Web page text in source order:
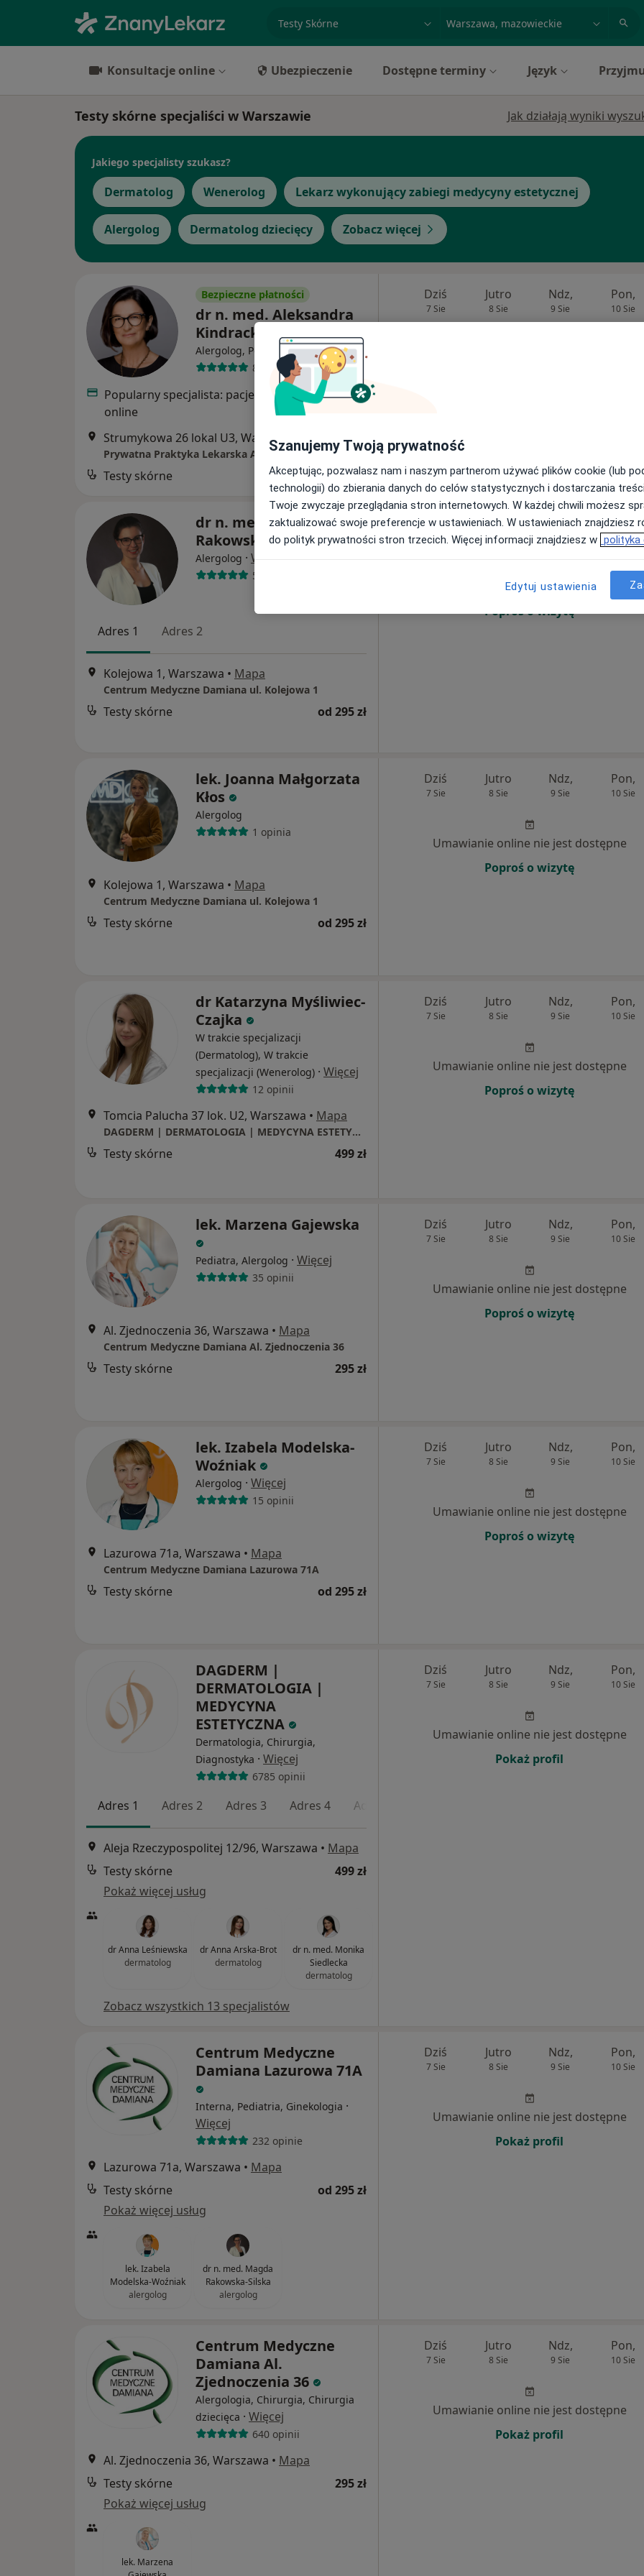
specjalizacja, badanie lub nazwisko
Konsultacje online Ubezpieczenie Dostępne terminy Język
Testy skórne specjaliści w Warszawie Jak działają wyniki
Jakiego specjalisty szukasz?
Dermatolog Wenerolog Lekarz wykonujący zabiegi medycyny estetycznej
Alergolog Dermatolog dziecięcy Zobacz więcej
Bezpieczne płatności
dr n. med. Aleksandra
Kindracka
Alergolog, Pediatra·Więcej
830 opinii
Popularny specjalista: pacjenci chętnie płacą
online
Strumykowa 26 lokal U3, Warszawa
Mapa
Prywatna Praktyka Lekarska Aleksandra Kindracka
Testy skórne od 280 zł
Dziś
7 Sie
Jutro
8 Sie
Ndz,
9 Sie
Pon,
10 Sie
dr n. med. Magda
Rakowska-Silska
Alergolog · Więcej
5 opinii
Adres 1 Adres 2
Kolejowa 1, Warszawa • Mapa
Centrum Medyczne Damiana ul. Kolejowa 1
Testy skórne od 295 zł
Dziś
7 Sie
Jutro
8 Sie
Ndz,
9 Sie
Pon,
10 Sie
Umawianie online nie jest dostępne
Poproś o wizytę
lek. Joanna Małgorzata
Kłos
Alergolog
1 opinia
Kolejowa 1, Warszawa • Mapa
Centrum Medyczne Damiana ul. Kolejowa 1
Testy skórne od 295 zł
Dziś
7 Sie
Jutro
8 Sie
Ndz,
9 Sie
Pon,
10 Sie
Umawianie online nie jest dostępne
Poproś o wizytę
dr Katarzyna Myśliwiec-
Czajka
W trakcie specjalizacji
(Dermatolog), W trakcie
specjalizacji (Wenerolog) · Więcej
12 opinii
Tomcia Palucha 37 lok. U2, Warszawa • Mapa
DAGDERM | DERMATOLOGIA | MEDYCYNA ESTETYCZNA
Testy skórne 499 zł
Dziś
7 Sie
Jutro
8 Sie
Ndz,
9 Sie
Pon,
10 Sie
Umawianie online nie jest dostępne
Poproś o wizytę
lek. Marzena Gajewska
Pediatra, Alergolog · Więcej
35 opinii
Al. Zjednoczenia 36, Warszawa • Mapa
Centrum Medyczne Damiana Al. Zjednoczenia 36
Testy skórne 295 zł
Dziś
7 Sie
Jutro
8 Sie
Ndz,
9 Sie
Pon,
10 Sie
Umawianie online nie jest dostępne
Poproś o wizytę
lek. Izabela Modelska-
Woźniak
Alergolog · Więcej
15 opinii
Lazurowa 71a, Warszawa • Mapa
Centrum Medyczne Damiana Lazurowa 71A
Testy skórne od 295 zł
Dziś
7 Sie
Jutro
8 Sie
Ndz,
9 Sie
Pon,
10 Sie
Umawianie online nie jest dostępne
Poproś o wizytę
DAGDERM |
DERMATOLOGIA |
MEDYCYNA
ESTETYCZNA
Dermatologia, Chirurgia,
Diagnostyka · Więcej
6785 opinii
Adres 1 Adres 2 Adres 3 Adres 4 Adres 5
Aleja Rzeczypospolitej 12/96, Warszawa • Mapa
Testy skórne
499 zł
Pokaż więcej usług
dr Anna Leśniewska
dermatolog
dr Anna Arska-Brot
dermatolog
dr n. med. Monika
Siedlecka
dermatolog
Zobacz wszystkich 13 specjalistów
Dziś
7 Sie
Jutro
8 Sie
Ndz,
9 Sie
Pon,
10 Sie
Umawianie online nie jest dostępne
Pokaż profil
Centrum Medyczne
Damiana Lazurowa 71A
Interna, Pediatria, Ginekologia ·
Więcej
232 opinie
Lazurowa 71a, Warszawa • Mapa
Testy skórne
od 295 zł
Pokaż więcej usług
lek. Izabela
Modelska-Woźniak
alergolog
dr n. med. Magda
Rakowska-Silska
alergolog
Dziś
7 Sie
Jutro
8 Sie
Ndz,
9 Sie
Pon,
10 Sie
Umawianie online nie jest dostępne
Pokaż profil
Centrum Medyczne
Damiana Al.
Zjednoczenia 36
Alergologia, Chirurgia, Chirurgia
dziecięca · Więcej
640 opinii
Al. Zjednoczenia 36, Warszawa • Mapa
Testy skórne
295 zł
Pokaż więcej usług
lek. Marzena
Dziś
7 Sie
Jutro
8 Sie
Ndz,
9 Sie
Pon,
10 Sie
Umawianie online nie jest dostępne
Pokaż profil
Szanujemy Twoją prywatność
Akceptując, pozwalasz nam i naszym partnerom używać plików cookie (lub
technologii) do zbierania danych do celów statystycznych i dostarczania
Twoje zwyczaje przeglądania stron internetowych. W każdej chwili możesz
zaktualizować swoje preferencje w ustawieniach. W ustawieniach znajdziesz
do polityk prywatności stron trzecich. Więcej informacji znajdziesz w polityka
Edytuj ustawienia